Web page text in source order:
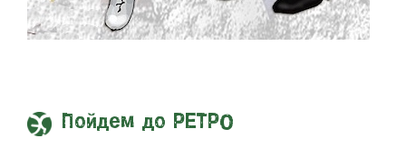
Пойдем до РЕТРО